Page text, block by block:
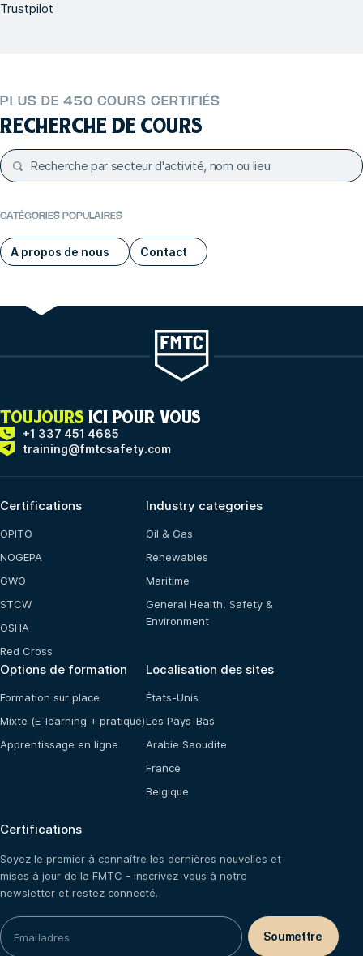
Trustpilot
PLUS DE 450 COURS CERTIFIÉS
RECHERCHE DE COURS
CATÉGORIES POPULAIRES
A propos de nous Contact
TOUJOURS ICI POUR VOUS
+1 337 451 4685
training@fmtcsafety.com
Certifications
OPITO
NOGEPA
GWO
STCW
OSHA
Red Cross
Industry categories
Oil & Gas
Renewables
Maritime
General Health, Safety &
Environment
Options de formation
Formation sur place
Mixte (E-learning + pratique)
Apprentissage en ligne
Localisation des sites
États-Unis
Les Pays-Bas
Arabie Saoudite
France
Belgique
Certifications
Soyez le premier à connaître les dernières nouvelles et
mises à jour de la FMTC - inscrivez-vous à notre
newsletter et restez connecté.